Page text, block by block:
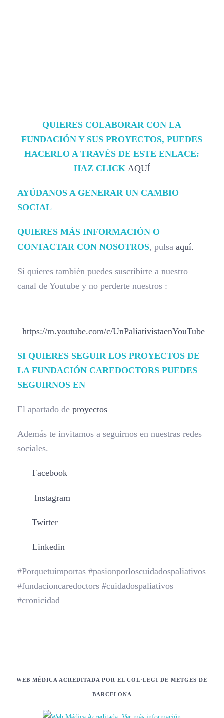
QUIERES COLABORAR CON LA
FUNDACIÓN Y SUS PROYECTOS, PUEDES
HACERLO A TRAVÉS DE ESTE ENLACE:
HAZ CLICK AQUÍ
AYÚDANOS A GENERAR UN CAMBIO
SOCIAL
QUIERES MÁS INFORMACIÓN O
CONTACTAR CON NOSOTROS, pulsa aquí.
Si quieres también puedes suscribirte a nuestro
canal de Youtube y no perderte nuestros :
https://m.youtube.com/c/UnPaliativistaenYouTube
SI QUIERES SEGUIR LOS PROYECTOS DE
LA FUNDACIÓN CAREDOCTORS PUEDES
SEGUIRNOS EN
El apartado de proyectos
Además te invitamos a seguirnos en nuestras redes
sociales.
Facebook
Instagram
Twitter
Linkedin
#Porquetuimportas #pasionporloscuidadospaliativos
#fundacioncaredoctors #cuidadospaliativos
#cronicidad
WEB MÉDICA ACREDITADA POR EL COL·LEGI DE METGES DE
BARCELONA